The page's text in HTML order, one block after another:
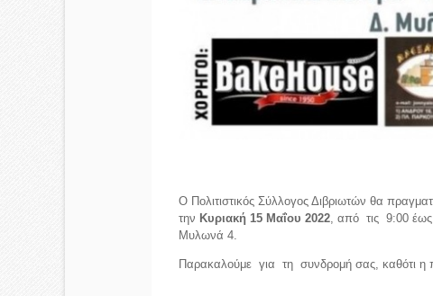
Ο Πολιτιστικός Σύλλογος Διβριωτών θα
την Κυριακή 15 Μαΐου 2022 , από τις 9:00
Μυλωνά 4.
Παρακαλούμε για τη συνδρομή σας, καθότι η